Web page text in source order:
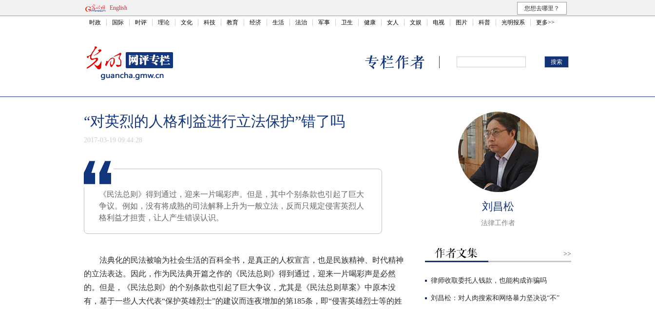
English 您想去哪里？
时政 国际 时评 理论 文化 科技 教育 经济 生活 法治 军事 卫生 健康 女人 文娱 电视 图片 科普 光明报系 更多>>
“对英烈的人格利益进行立法保护”错了吗
2017-03-19 09:44:28
《民法总则》得到通过，迎来一片喝彩声。但是，其中个别条款也引起了巨大
争议。例如，没有将成熟的司法解释上升为一般立法，反而只规定侵害英烈人
格利益才担责，让人产生错误认识。
法典化的民法被喻为社会生活的百科全书，是真正的人权宣言，也是民族精神、时代精神
的立法表达。因此，作为民法典开篇之作的《民法总则》得到通过，迎来一片喝彩声是必然
的。但是，《民法总则》的个别条款也引起了巨大争议，尤其是《民法总则草案》中原本没
有，基于一些人大代表“保护英雄烈士”的建议而连夜增加的第185条，即“侵害英雄烈士等的姓
刘昌松
法律工作者
>>
律师收取委托人钱款，也能构成诈骗吗
刘昌松：对人肉搜索和网络暴力坚决说“不”